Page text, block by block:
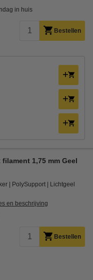
in huis
Bestellen
1,75 mm Geel
PolySupport Lichtgeel
en beschrijving
Bestellen